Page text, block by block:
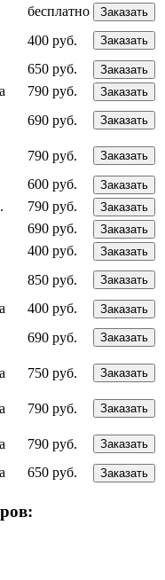
бесплатно Заказать
400 руб. Заказать
650 руб. Заказать
790 руб. Заказать
690 руб. Заказать
790 руб. Заказать
600 руб. Заказать
790 руб. Заказать
690 руб. Заказать
400 руб. Заказать
850 руб. Заказать
400 руб. Заказать
690 руб. Заказать
750 руб. Заказать
790 руб. Заказать
790 руб. Заказать
650 руб. Заказать